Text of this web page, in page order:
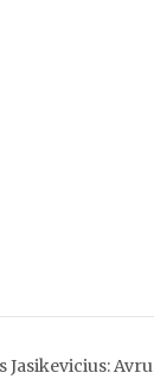
Jasikevicius: